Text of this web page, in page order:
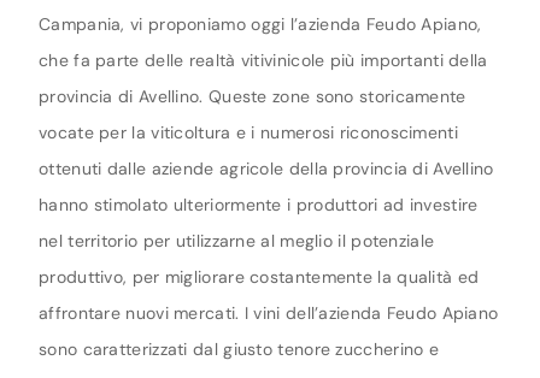
Campania, vi proponiamo oggi l’azienda Feudo Apiano,
che fa parte delle realtà vitivinicole più importanti della
provincia di Avellino. Queste zone sono storicamente
vocate per la viticoltura e i numerosi riconoscimenti
ottenuti dalle aziende agricole della provincia di Avellino
hanno stimolato ulteriormente i produttori ad investire
nel territorio per utilizzarne al meglio il potenziale
produttivo, per migliorare costantemente la qualità ed
affrontare nuovi mercati. I vini dell’azienda Feudo Apiano
sono caratterizzati dal giusto tenore zuccherino e